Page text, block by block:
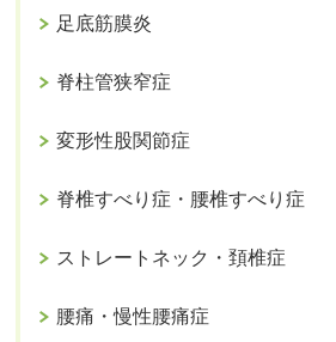
足底筋膜炎
脊柱管狭窄症
変形性股関節症
脊椎すべり症・腰椎すべり症
ストレートネック・頚椎症
腰痛・慢性腰痛症